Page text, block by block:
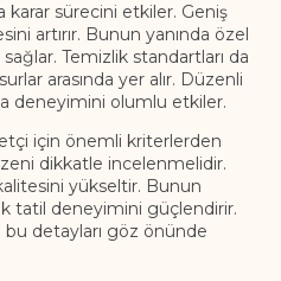
karar sürecini etkiler. Geniş
artırır. Bunun yanında özel
Temizlik standartları da
arasında yer alır. Düzenli
deneyimini olumlu etkiler.
için önemli kriterlerden
dikkatle incelenmelidir.
yükseltir. Bunun
tatil deneyimini güçlendirir.
detayları göz önünde